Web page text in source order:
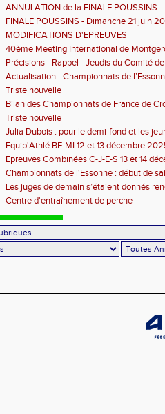
ANNULATION de la FINALE POUSSINS
FINALE POUSSINS - Dimanche 21 juin
MODIFICATIONS D'EPREUVES
40ème Meeting International de
Précisions - Rappel - Jeudis du Comité
Actualisation - Championnats de
Montgeron
Triste nouvelle
Bilan des Championnats de France de
Triste nouvelle
Julia Dubois : pour le demi-fond et les
Equip'Athlé BE-MI 12 et 13 décembre
Epreuves Combinées C-J-E-S 13 et 14
Championnats de l'Essonne : début de
roues
Les juges de demain s’étaient donnés
Centre d'entraînement de perche